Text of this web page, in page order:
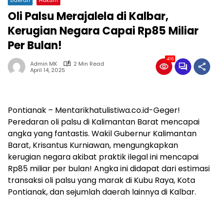
Oli Palsu Merajalela di Kalbar,
Kerugian Negara Capai Rp85 Miliar
Per Bulan!
Admin MK
2 Min Read
April 14, 2025
416
Pontianak – Mentarikhatulistiwa.co.id-Geger!
Peredaran oli palsu di Kalimantan Barat mencapai
angka yang fantastis. Wakil Gubernur Kalimantan
Barat, Krisantus Kurniawan, mengungkapkan
kerugian negara akibat praktik ilegal ini mencapai
Rp85 miliar per bulan! Angka ini didapat dari estimasi
transaksi oli palsu yang marak di Kubu Raya, Kota
Pontianak, dan sejumlah daerah lainnya di Kalbar.